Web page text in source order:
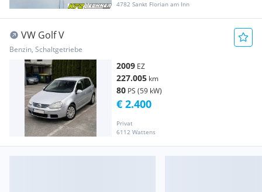
4782 Sankt Florian am Inn
VW Golf V
Benzin, Schaltgetriebe
2009 EZ
227.005 km
80 PS (59 kW)
Privat
6112 Wattens
€ 2.400